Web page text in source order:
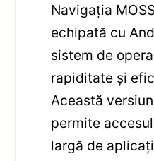
Navigația
echipată cu
sistem de
rapiditate și
Această
permite
largă de